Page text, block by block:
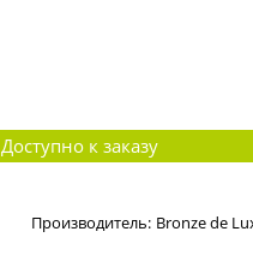
Доступно к заказу
Производитель: Bronze de